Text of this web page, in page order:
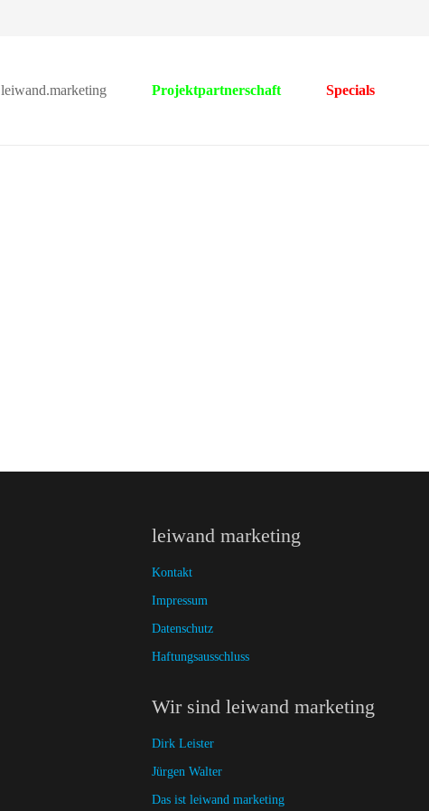
leiwand.marketing Projektpartnerschaft Specials
leiwand marketing
Kontakt
Impressum
Datenschutz
Haftungsausschluss
Wir sind leiwand marketing
Dirk Leister
Jürgen Walter
Das ist leiwand marketing